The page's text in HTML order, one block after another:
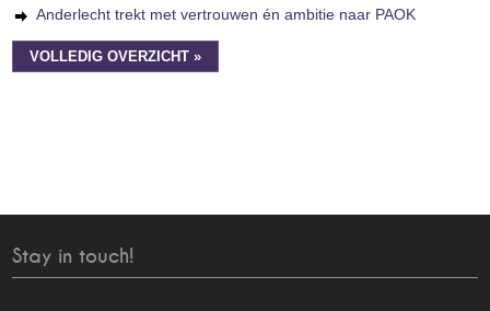
Anderlecht trekt met vertrouwen én ambitie naar PAOK
VOLLEDIG OVERZICHT »
Stay in touch!